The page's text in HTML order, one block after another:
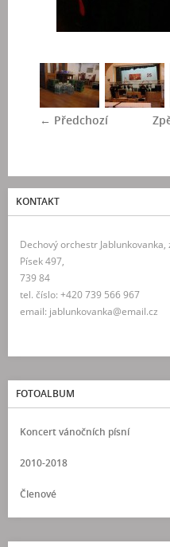
← Předchozí
KONTAKT
Dechový orchestr Jablunkovanka,
Písek 497,
739 84
tel. číslo: +420 739 566 967
email: jablunkovanka@email.cz
FOTOALBUM
Koncert vánočních písní
2010-2018
Členové